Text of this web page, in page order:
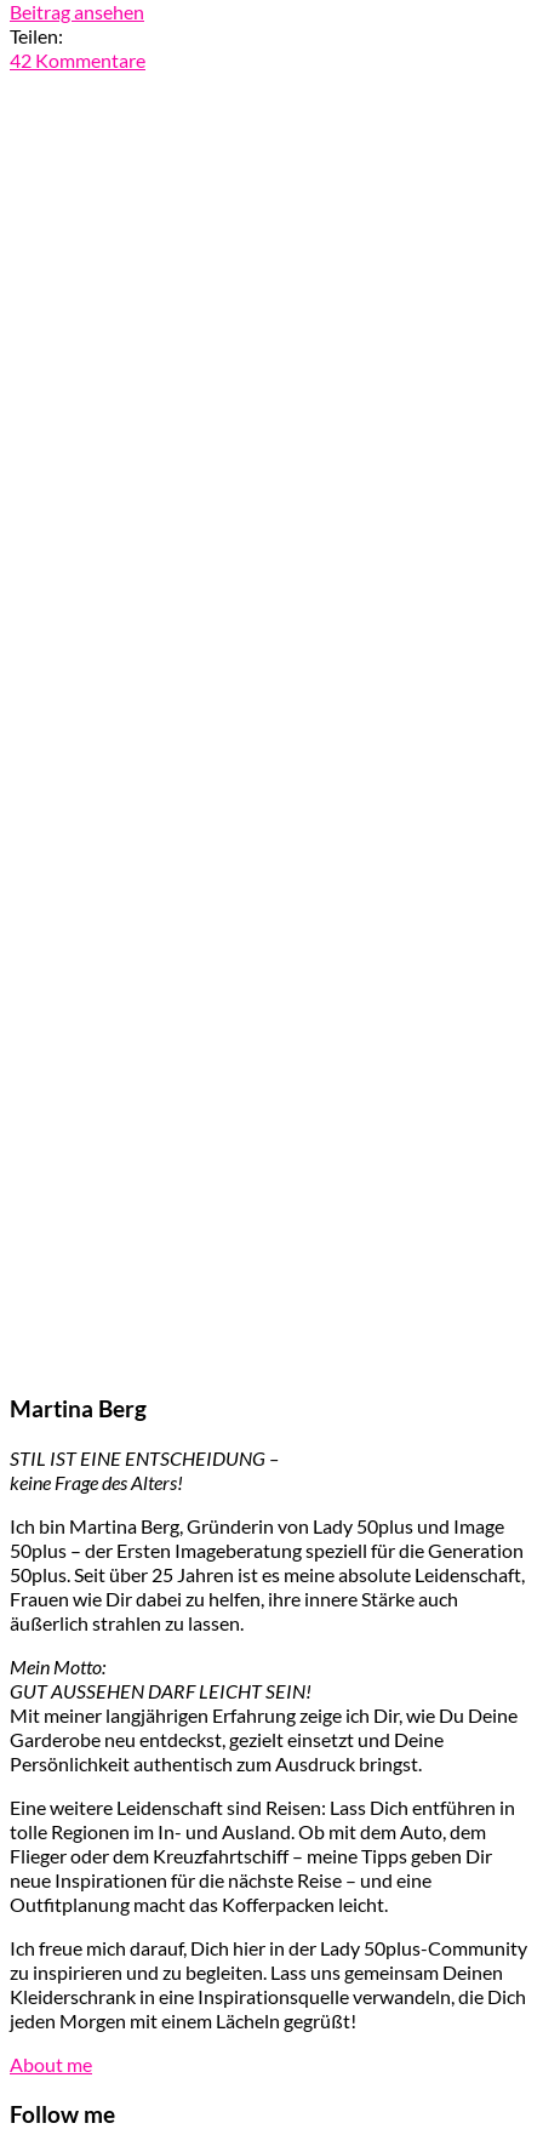
Beitrag ansehen
Teilen:
42 Kommentare
Martina Berg
STIL IST EINE ENTSCHEIDUNG –
keine Frage des Alters!
Ich bin Martina Berg, Gründerin von Lady 50plus und Image
50plus – der Ersten Imageberatung speziell für die Generation
50plus. Seit über 25 Jahren ist es meine absolute Leidenschaft,
Frauen wie Dir dabei zu helfen, ihre innere Stärke auch
äußerlich strahlen zu lassen.
Mein Motto:
GUT AUSSEHEN DARF LEICHT SEIN!
Mit meiner langjährigen Erfahrung zeige ich Dir, wie Du Deine
Garderobe neu entdeckst, gezielt einsetzt und Deine
Persönlichkeit authentisch zum Ausdruck bringst.
Eine weitere Leidenschaft sind Reisen: Lass Dich entführen in
tolle Regionen im In- und Ausland. Ob mit dem Auto, dem
Flieger oder dem Kreuzfahrtschiff – meine Tipps geben Dir
neue Inspirationen für die nächste Reise – und eine
Outfitplanung macht das Kofferpacken leicht.
Ich freue mich darauf, Dich hier in der Lady 50plus-Community
zu inspirieren und zu begleiten. Lass uns gemeinsam Deinen
Kleiderschrank in eine Inspirationsquelle verwandeln, die Dich
jeden Morgen mit einem Lächeln gegrüßt!
About me
Follow me